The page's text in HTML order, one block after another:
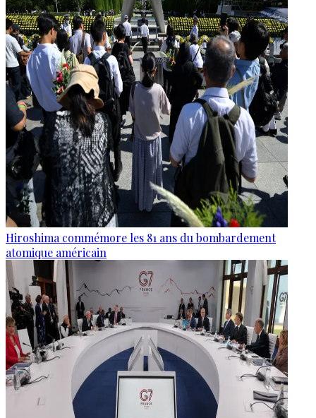
Hiroshima commémore les 81 ans du bombardement
atomique américain